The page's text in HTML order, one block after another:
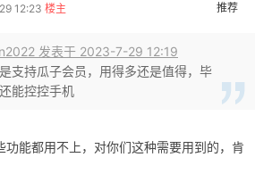
推荐
12:23 楼主
发表于 2023-7-29 12:19
支持瓜子会员，用得多还是值得，毕
能控控手机
功能都用不上，对你们这种需要用到的，肯